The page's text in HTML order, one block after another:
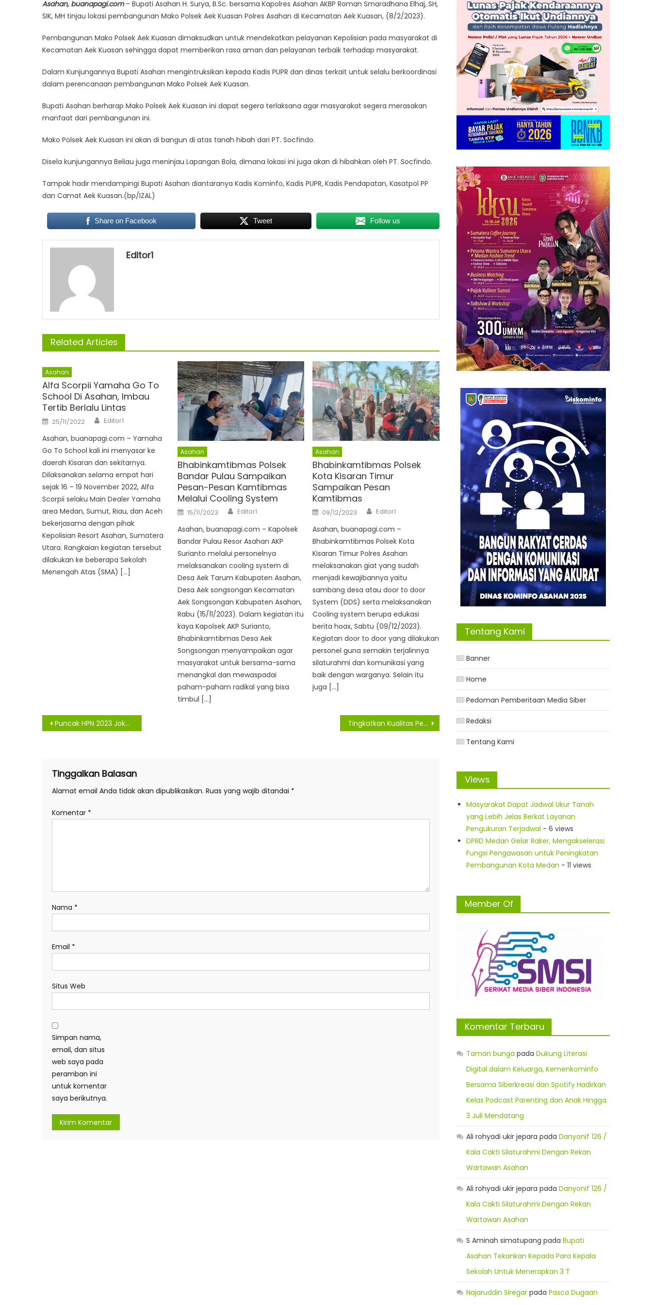
Asahan, buanapagi.com– Bupati Asahan H. Surya, B.Sc. bersama Kapolres Asahan AKBP Roman Smaradhana Elhaj, SH,
SIK, MH tinjau lokasi pembangunan Mako Polsek Aek Kuasan Polres Asahan di Kecamatan Aek Kuasan, (8/2/2023).
Pembangunan Mako Polsek Aek Kuasan dimaksudkan untuk mendekatkan pelayanan Kepolisian pada masyarakat di
Kecamatan Aek Kuasan sehingga dapat memberikan rasa aman dan pelayanan terbaik terhadap masyarakat.
Dalam Kunjungannya Bupati Asahan mengintruksikan kepada Kadis PUPR dan dinas terkait untuk selalu berkoordinasi
dalam perencanaan pembangunan Mako Polsek Aek Kuasan.
Bupati Asahan berharap Mako Polsek Aek Kuasan ini dapat segera terlaksana agar masyarakat segera merasakan
manfaat dari pembangunan ini.
Mako Polsek Aek Kuasan ini akan di bangun di atas tanah hibah dari PT. Socfindo.
Disela kunjungannya Beliau juga meninjau Lapangan Bola, dimana lokasi ini juga akan di hibahkan oleh PT. Socfindo.
Tampak hadir mendampingi Bupati Asahan diantaranya Kadis Kominfo, Kadis PUPR, Kadis Pendapatan, Kasatpol PP
dan Camat Aek Kuasan.(bp/IZAL)
Share on Facebook Tweet Follow us
Editor1
Related Articles
Asahan
Alfa Scorpii Yamaha Go To
School Di Asahan, Imbau
Tertib Berlalu Lintas
Posted
on
25/11/2022 Author
Editor1
Asahan, buanapagi.com – Yamaha
Go To School kali ini menyasar ke
daerah Kisaran dan sekitarnya.
Dilaksanakan selama empat hari
sejak 16 – 19 November 2022, Alfa
Scorpii selaku Main Dealer Yamaha
area Medan, Sumut, Riau, dan Aceh
bekerjasama dengan pihak
Kepolisian Resort Asahan, Sumatera
Utara. Rangkaian kegiatan tersebut
dilakukan ke beberapa Sekolah
Menengah Atas (SMA) […]
Asahan
Bhabinkamtibmas Polsek
Bandar Pulau Sampaikan
Pesan-Pesan Kamtibmas
Melalui Cooling System
Posted
on
15/11/2023 Author
Editor1
Asahan, buanapagi.com – Kapolsek
Bandar Pulau Resor Asahan AKP
Surianto melalui personelnya
melaksanakan cooling system di
Desa Aek Tarum Kabupaten Asahan,
Desa Aek songsongan Kecamatan
Aek Songsongan Kabupaten Asahan,
Rabu (15/11/2023). Dalam kegiatan itu
kaya Kapolsek AKP Surianto,
Bhabinkamtibmas Desa Aek
Songsongan menyampaikan agar
masyarakat untuk bersama-sama
menangkal dan mewaspadai
paham-paham radikal yang bisa
timbul […]
Asahan
Bhabinkamtibmas Polsek
Kota Kisaran Timur
Sampaikan Pesan
Kamtibmas
Posted
on
09/12/2023 Author
Editor1
Asahan, buanapagi.com –
Bhabinkamtibmas Polsek Kota
Kisaran Timur Polres Asahan
melaksanakan giat yang sudah
menjadi kewajibannya yaitu
sambang desa atau door to door
System (DDS) serta melaksanakan
Cooling system berupa edukasi
berita hoax, Sabtu (09/12/2023).
Kegiatan door to door yang dilakukan
personel guna semakin terjalinnya
silaturahmi dan komunikasi yang
baik dengan warganya. Selain itu
juga […]
Navigasi
Puncak HPN 2023 Jokowi dan Edy Rahmayadi Kompak Ingatkan Pers Bebas dan Bertanggung Jawab Tingkatkan Kualitas Pelayanan, Ini Pesan Bupati Asahan Saat Meresmikan Sejumlah Fasilitas di RSUD HAMS Kisaran
Tinggalkan Balasan
Alamat email Anda tidak akan dipublikasikan. Ruas yang wajib ditandai *
Komentar *
Nama *
Email *
Situs Web
Simpan nama,
email, dan situs
web saya pada
peramban ini
untuk komentar
saya berikutnya.
Tentang Kami
Banner
Home
Pedoman Pemberitaan Media Siber
Redaksi
Tentang Kami
Views
Masyarakat Dapat Jadwal Ukur Tanah
yang Lebih Jelas Berkat Layanan
Pengukuran Terjadwal - 6 views
DPRD Medan Gelar Raker, Mengakselerasi
Fungsi Pengawasan untuk Peningkatan
Pembangunan Kota Medan - 11 views
Member Of
Komentar Terbaru
Taman bunga padaDukung Literasi
Digital dalam Keluarga, Kemenkominfo
Bersama Siberkreasi dan Spotify Hadirkan
Kelas Podcast Parenting dan Anak Hingga
3 Juli Mendatang
Ali rohyadi ukir jepara padaDanyonif 126 /
Kala Cakti Silaturahmi Dengan Rekan
Wartawan Asahan
Ali rohyadi ukir jepara padaDanyonif 126 /
Kala Cakti Silaturahmi Dengan Rekan
Wartawan Asahan
S Aminah simatupang padaBupati
Asahan Tekankan Kepada Para Kepala
Sekolah Untuk Menerapkan 3 T
Najaruddin Siregar padaPasca Dugaan